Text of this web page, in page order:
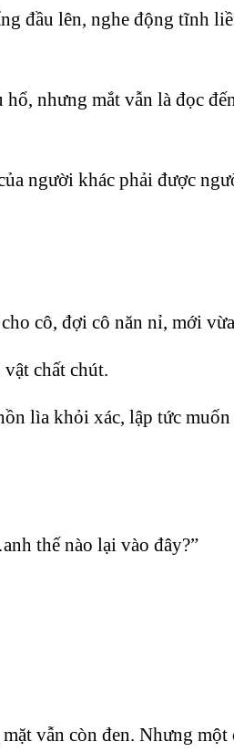
đầu lên, nghe động tĩnh
nhưng mắt vẫn là đọc
người khác phải được
cô, đợi cô năn nỉ, mới
chất chút.
lìa khỏi xác, lập tức
thế nào lại vào đây?”
vẫn còn đen. Nhưng